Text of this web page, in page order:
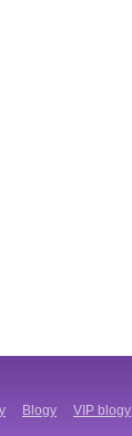
Blogy VIP blogy